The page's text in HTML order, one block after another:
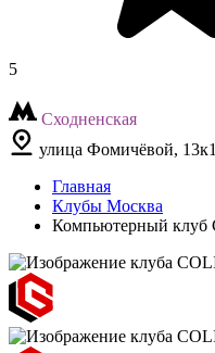
5
Сходненская
улица Фомичёвой,
Главная
Клубы Москва
Компьютерный клуб